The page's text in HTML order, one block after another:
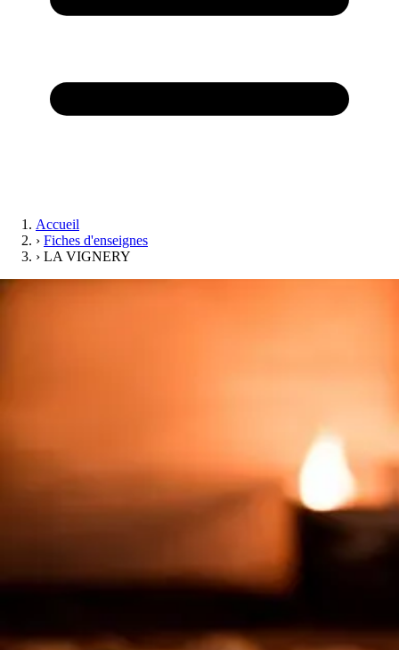
Accueil
› Fiches d'enseignes
› LA VIGNERY